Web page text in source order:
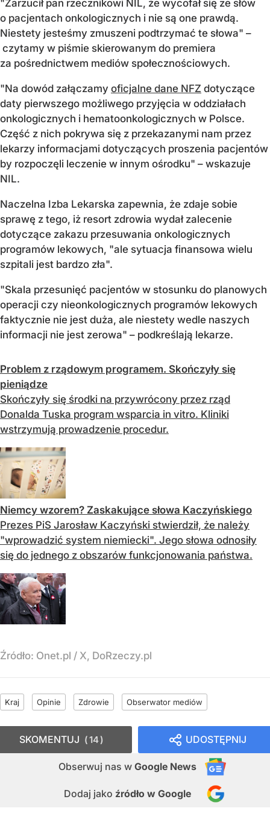
"Zarzucił pan rzecznikowi NIL, że wycofał się ze słów
o pacjentach onkologicznych i nie są one prawdą.
Niestety jesteśmy zmuszeni podtrzymać te słowa" –
czytamy w piśmie skierowanym do premiera
za pośrednictwem mediów społecznościowych.
"Na dowód załączamy oficjalne dane NFZ dotyczące
daty pierwszego możliwego przyjęcia w oddziałach
onkologicznych i hematoonkologicznych w Polsce.
Część z nich pokrywa się z przekazanymi nam przez
lekarzy informacjami dotyczących proszenia pacjentów
by rozpoczęli leczenie w innym ośrodku" – wskazuje
NIL.
Naczelna Izba Lekarska zapewnia, że zdaje sobie
sprawę z tego, iż resort zdrowia wydał zalecenie
dotyczące zakazu przesuwania onkologicznych
programów lekowych, "ale sytuacja finansowa wielu
szpitali jest bardzo zła".
"Skala przesunięć pacjentów w stosunku do planowych
operacji czy nieonkologicznych programów lekowych
faktycznie nie jest duża, ale niestety wedle naszych
informacji nie jest zerowa" – podkreślają lekarze.
Problem z rządowym programem. Skończyły się
pieniądze
Skończyły się środki na przywrócony przez rząd
Donalda Tuska program wsparcia in vitro. Kliniki
wstrzymują prowadzenie procedur.
Niemcy wzorem? Zaskakujące słowa Kaczyńskiego
Prezes PiS Jarosław Kaczyński stwierdził, że należy
"wprowadzić system niemiecki". Jego słowa odnosiły
się do jednego z obszarów funkcjonowania państwa.
Źródło: Onet.pl / X, DoRzeczy.pl
Kraj Opinie Zdrowie Obserwator mediów
UDOSTĘPNIJ
Obserwuj nas w Google News
Dodaj jako źródło w Google
SKOMENTUJ 14